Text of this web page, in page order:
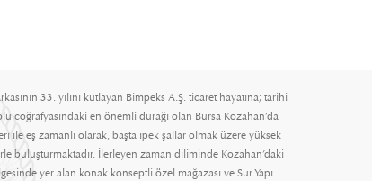
33. yılını kutlayan Bimpeks A.Ş. ticaret hayatına; tarihi
coğrafyasındaki en önemli durağı olan Bursa Kozahan’da
ile eş zamanlı olarak, başta ipek şallar olmak üzere yüksek
buluşturmaktadır. İlerleyen zaman diliminde Kozahan’daki
yer alan konak konseptli özel mağazası ve Sur Yapı